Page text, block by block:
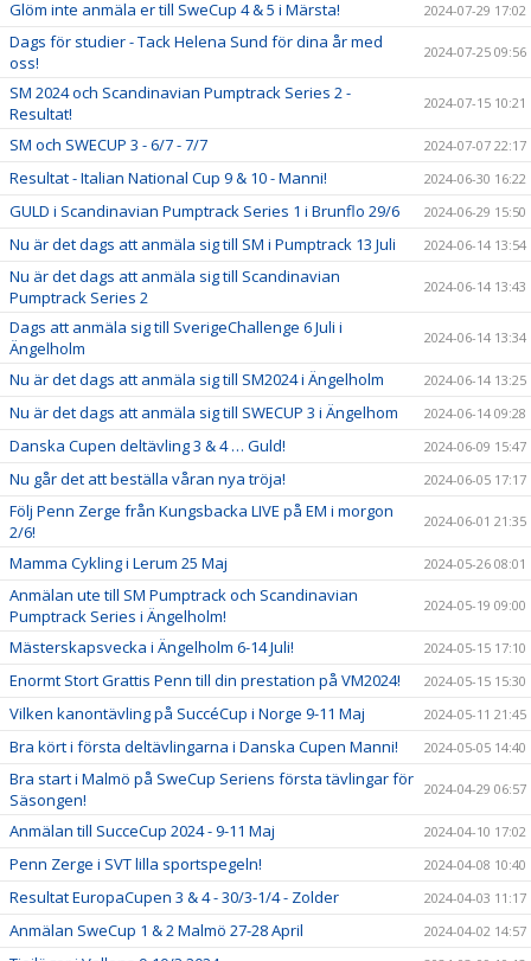
Glöm inte anmäla er till SweCup 4 & 5 i Märsta! 2024-07-29 17:02
Dags för studier - Tack Helena Sund för dina år med
oss!
2024-07-25 09:56
SM 2024 och Scandinavian Pumptrack Series 2 -
Resultat!
2024-07-15 10:21
SM och SWECUP 3 - 6/7 - 7/7 2024-07-07 22:17
Resultat - Italian National Cup 9 & 10 - Manni! 2024-06-30 16:22
GULD i Scandinavian Pumptrack Series 1 i Brunflo 29/6 2024-06-29 15:50
Nu är det dags att anmäla sig till SM i Pumptrack 13 Juli 2024-06-14 13:54
Nu är det dags att anmäla sig till Scandinavian
Pumptrack Series 2
2024-06-14 13:43
Dags att anmäla sig till SverigeChallenge 6 Juli i
Ängelholm
2024-06-14 13:34
Nu är det dags att anmäla sig till SM2024 i Ängelholm 2024-06-14 13:25
Nu är det dags att anmäla sig till SWECUP 3 i Ängelhom 2024-06-14 09:28
Danska Cupen deltävling 3 & 4 … Guld! 2024-06-09 15:47
Nu går det att beställa våran nya tröja! 2024-06-05 17:17
Följ Penn Zerge från Kungsbacka LIVE på EM i morgon
2/6!
2024-06-01 21:35
Mamma Cykling i Lerum 25 Maj 2024-05-26 08:01
Anmälan ute till SM Pumptrack och Scandinavian
Pumptrack Series i Ängelholm!
2024-05-19 09:00
Mästerskapsvecka i Ängelholm 6-14 Juli! 2024-05-15 17:10
Enormt Stort Grattis Penn till din prestation på VM2024! 2024-05-15 15:30
Vilken kanontävling på SuccéCup i Norge 9-11 Maj 2024-05-11 21:45
Bra kört i första deltävlingarna i Danska Cupen Manni! 2024-05-05 14:40
Bra start i Malmö på SweCup Seriens första tävlingar för
Säsongen!
2024-04-29 06:57
Anmälan till SucceCup 2024 - 9-11 Maj 2024-04-10 17:02
Penn Zerge i SVT lilla sportspegeln! 2024-04-08 10:40
Resultat EuropaCupen 3 & 4 - 30/3-1/4 - Zolder 2024-04-03 11:17
Anmälan SweCup 1 & 2 Malmö 27-28 April 2024-04-02 14:57